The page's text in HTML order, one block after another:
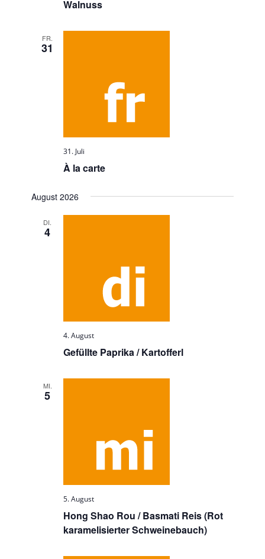
Walnuss
FR.
31
À la carte
31. Juli
August 2026
DI.
4
Gefüllte Paprika / Kartofferl
4. August
MI.
5
Hong Shao Rou / Basmati Reis (Rot
karamelisierter Schweinebauch)
5. August